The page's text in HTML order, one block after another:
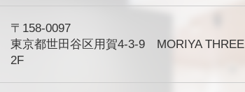
〒158-0097
東京都世田谷区用賀4-3-9 MORIYA THREE
2F